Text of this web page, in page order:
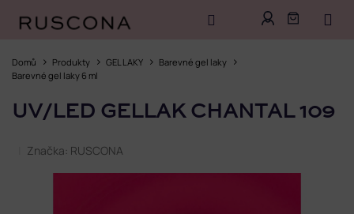
obsah
Domů Produkty GEL LAKY
Barevné gel laky
Barevné gel laky 6 ml
UV/LED GELLAK CHANTAL 109
Značka: RUSCONA